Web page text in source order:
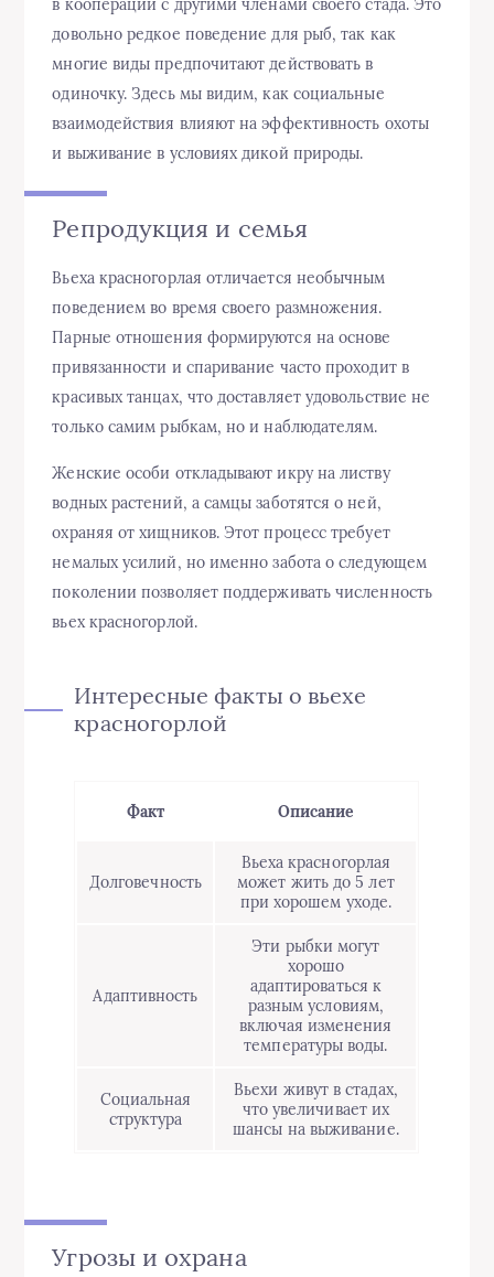
в кооперации с другими членами своего стада. Это
довольно редкое поведение для рыб, так как
многие виды предпочитают действовать в
одиночку. Здесь мы видим, как социальные
взаимодействия влияют на эффективность охоты
и выживание в условиях дикой природы.
Репродукция и семья
Вьеха красногорлая отличается необычным
поведением во время своего размножения.
Парные отношения формируются на основе
привязанности и спаривание часто проходит в
красивых танцах, что доставляет удовольствие не
только самим рыбкам, но и наблюдателям.
Женские особи откладывают икру на листву
водных растений, а самцы заботятся о ней,
охраняя от хищников. Этот процесс требует
немалых усилий, но именно забота о следующем
поколении позволяет поддерживать численность
вьех красногорлой.
Интересные факты о вьехе
красногорлой
Факт Описание
Долговечность
Вьеха красногорлая
может жить до 5 лет
при хорошем уходе.
Адаптивность
Эти рыбки могут
хорошо
адаптироваться к
разным условиям,
включая изменения
температуры воды.
Социальная
структура
Вьехи живут в стадах,
что увеличивает их
шансы на выживание.
Угрозы и охрана